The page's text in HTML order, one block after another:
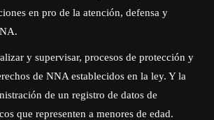
en pro de la atención, defensa y
y supervisar, procesos de protección y
de NNA establecidos en la ley. Y la
de un registro de datos de
que representen a menores de edad.